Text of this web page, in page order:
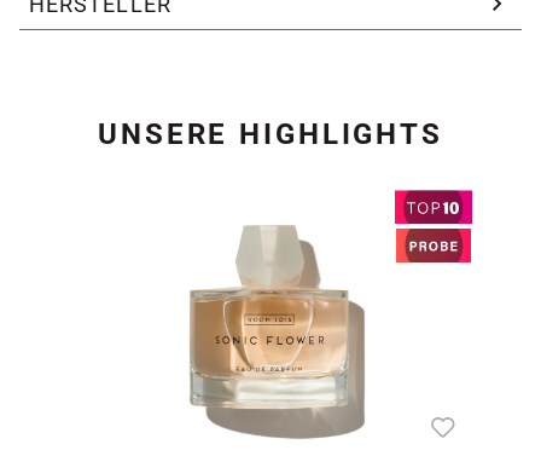
UNSERE HIGHLIGHTS